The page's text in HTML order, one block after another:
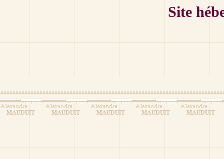
Site